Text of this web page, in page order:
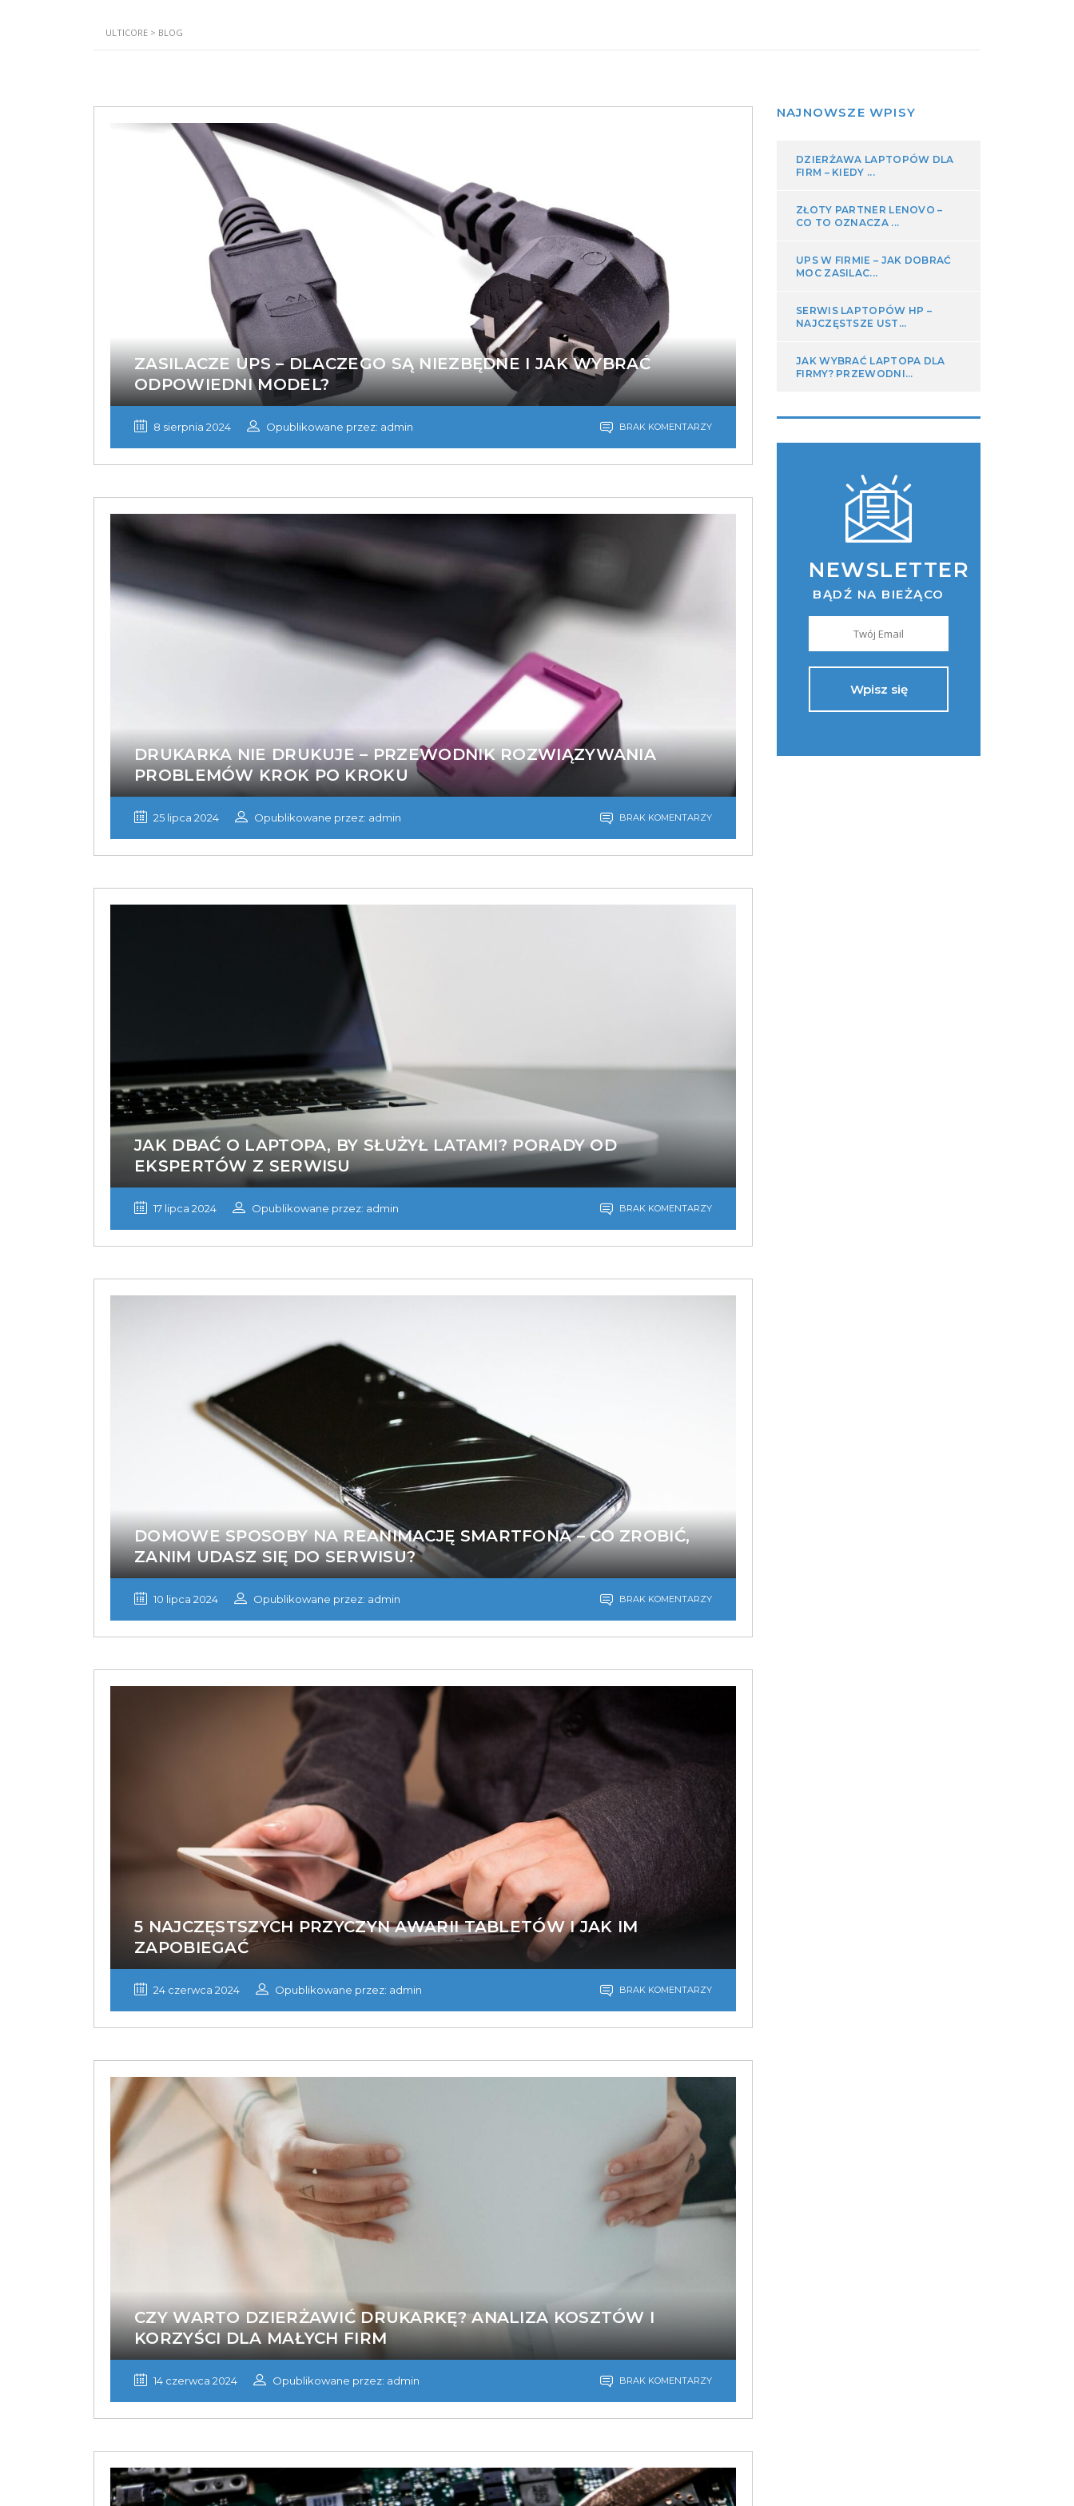
ULTICORE > BLOG
ZASILACZE UPS – DLACZEGO SĄ NIEZBĘDNE I JAK WYBRAĆ
ODPOWIEDNI MODEL?
8 sierpnia 2024 Opublikowane przez: admin BRAK KOMENTARZY
DRUKARKA NIE DRUKUJE – PRZEWODNIK ROZWIĄZYWANIA
PROBLEMÓW KROK PO KROKU
25 lipca 2024 Opublikowane przez: admin BRAK KOMENTARZY
JAK DBAĆ O LAPTOPA, BY SŁUŻYŁ LATAMI? PORADY OD
EKSPERTÓW Z SERWISU
17 lipca 2024 Opublikowane przez: admin BRAK KOMENTARZY
DOMOWE SPOSOBY NA REANIMACJĘ SMARTFONA – CO ZROBIĆ,
ZANIM UDASZ SIĘ DO SERWISU?
10 lipca 2024 Opublikowane przez: admin BRAK KOMENTARZY
5 NAJCZĘSTSZYCH PRZYCZYN AWARII TABLETÓW I JAK IM
ZAPOBIEGAĆ
24 czerwca 2024 Opublikowane przez: admin BRAK KOMENTARZY
CZY WARTO DZIERŻAWIĆ DRUKARKĘ? ANALIZA KOSZTÓW I
KORZYŚCI DLA MAŁYCH FIRM
14 czerwca 2024 Opublikowane przez: admin BRAK KOMENTARZY
NAJNOWSZE WPISY
DZIERŻAWA LAPTOPÓW DLA
FIRM – KIEDY ...
ZŁOTY PARTNER LENOVO –
CO TO OZNACZA ...
UPS W FIRMIE – JAK DOBRAĆ
MOC ZASILAC...
SERWIS LAPTOPÓW HP –
NAJCZĘSTSZE UST...
JAK WYBRAĆ LAPTOPA DLA
FIRMY? PRZEWODNI...
NEWSLETTER
BĄDŹ NA BIEŻĄCO